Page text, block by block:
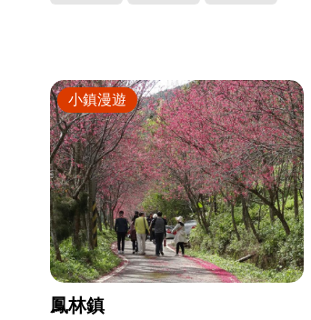
鳳林鎮
小鎮漫遊